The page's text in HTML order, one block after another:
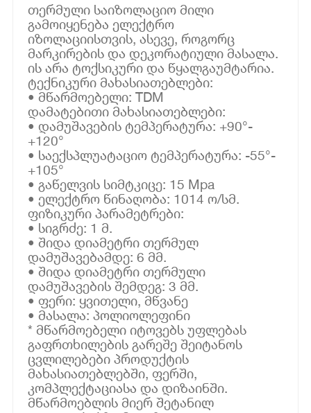
თერმული საიზოლაციო მილი
გამოიყენება ელექტრო
იზოლაციისთვის, ასევე, როგორც
მარკირების და დეკორატიული მასალა.
ის არა ტოქსიკური და წყალგაუმტარია.
ტექნიკური მახასიათებლები:
• მწარმოებელი: TDM
დამატებითი მახასიათებლები:
• დამუშავების ტემპერატურა: +90°-
+120°
• საექსპლუატაციო ტემპერატურა: -55°-
+105°
• გაწელვის სიმტკიცე: 15 Mpa
• ელექტრო წინაღობა: 1014 ო/სმ.
ფიზიკური პარამეტრები:
• სიგრძე: 1 მ.
• შიდა დიამეტრი თერმულ
დამუშავებამდე: 6 მმ.
• შიდა დიამეტრი თერმული
დამუშავების შემდეგ: 3 მმ.
• ფერი: ყვითელი, მწვანე
• მასალა: პოლიოლეფინი
* მწარმოებელი იტოვებს უფლებას
გაფრთხილების გარეშე შეიტანოს
ცვლილებები პროდუქტის
მახასიათებლებში, ფერში,
კომპლექტაციასა და დიზაინში.
მწარმოებლის მიერ შეტანილ